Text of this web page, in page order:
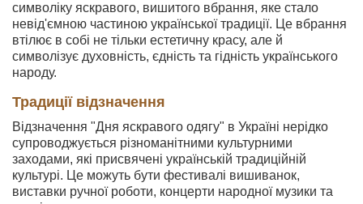
символіку яскравого, вишитого вбрання, яке стало
невід'ємною частиною української традиції. Це вбрання
втілює в собі не тільки естетичну красу, але й
символізує духовність, єдність та гідність українського
народу.
Традиції відзначення
Відзначення "Дня яскравого одягу" в Україні нерідко
супроводжується різноманітними культурними
заходами, які присвячені українській традиційній
культурі. Це можуть бути фестивалі вишиванок,
виставки ручної роботи, концерти народної музики та